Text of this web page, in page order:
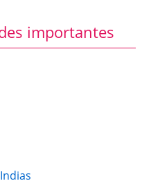
importantes